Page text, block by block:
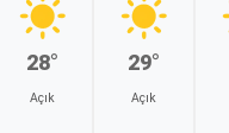
28°
Açık
29°
Açık